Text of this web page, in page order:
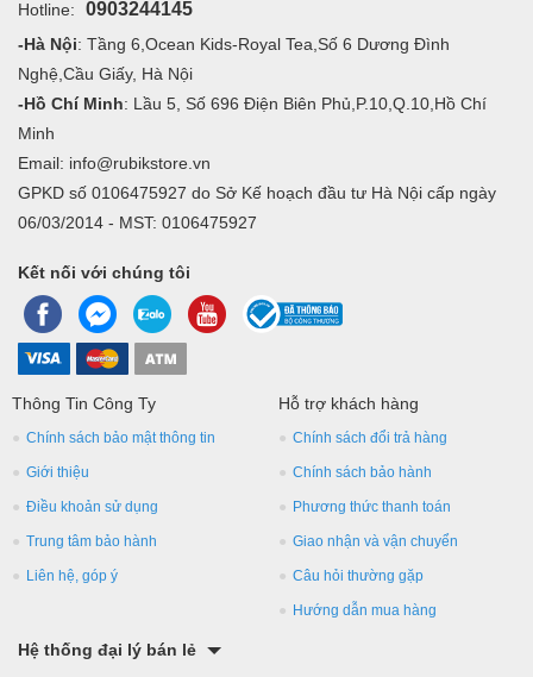
Hotline: 0903244145
-Hà Nội: Tầng 6,Ocean Kids-Royal Tea,Số 6 Dương Đình
Nghệ,Cầu Giấy, Hà Nội
-Hồ Chí Minh: Lầu 5, Số 696 Điện Biên Phủ,P.10,Q.10,Hồ Chí
Minh
Email: info@rubikstore.vn
GPKD số 0106475927 do Sở Kế hoạch đầu tư Hà Nội cấp ngày
06/03/2014 - MST: 0106475927
Kết nối với chúng tôi
Thông Tin Công Ty
Chính sách bảo mật thông tin
Giới thiệu
Điều khoản sử dụng
Trung tâm bảo hành
Liên hệ, góp ý
Hỗ trợ khách hàng
Chính sách đổi trả hàng
Chính sách bảo hành
Phương thức thanh toán
Giao nhận và vận chuyển
Câu hỏi thường gặp
Hướng dẫn mua hàng
Hệ thống đại lý bán lẻ